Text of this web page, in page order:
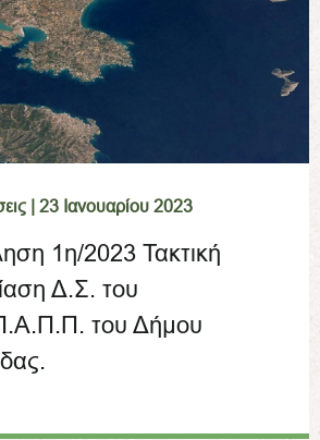
| 23 Ιανουαρίου 2023
1η/2023 Τακτική
Δ.Σ. του
του Δήμου